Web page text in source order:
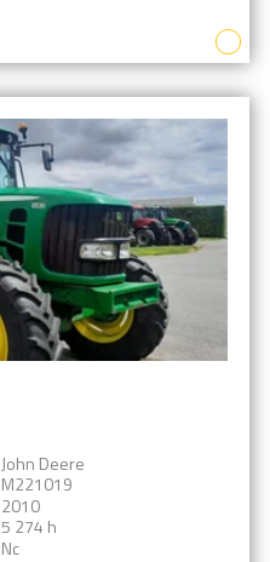
John Deere
M221019
2010
5 274 h
Nc